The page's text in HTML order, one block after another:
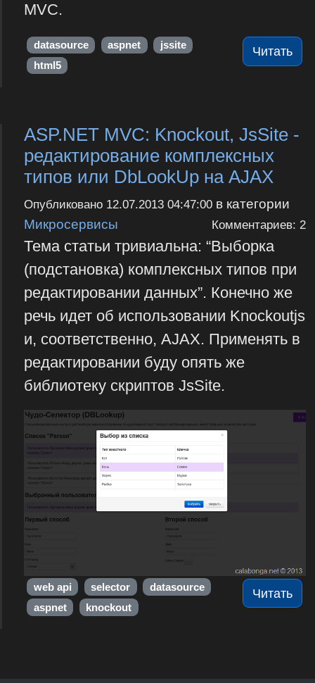
MVC.
Читать
datasource aspnet
jssite
html5
ASP.NET MVC: Knockout, JsSite -
редактирование комплексных
типов или DbLookUp на AJAX
Опубликовано 12.07.2013 04:47:00в категории
Микросервисы
Комментариев: 2
Тема статьи тривиальна: “Выборка
(подстановка) комплексных типов при
редактировании данных”. Конечно же
речь идет об использовании Knockoutjs
и, соответственно, AJAX. Применять в
редактировании буду опять же
библиотеку скриптов JsSite.
Читать
web api selector
datasource
aspnet
knockout